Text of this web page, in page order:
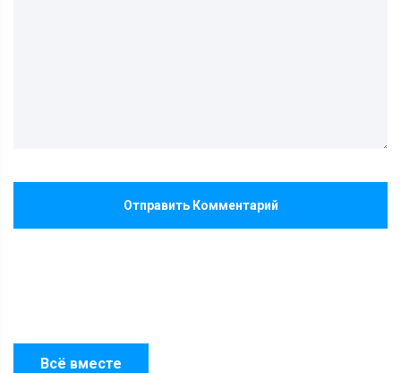
Всё вместе
Отправить Комментарий